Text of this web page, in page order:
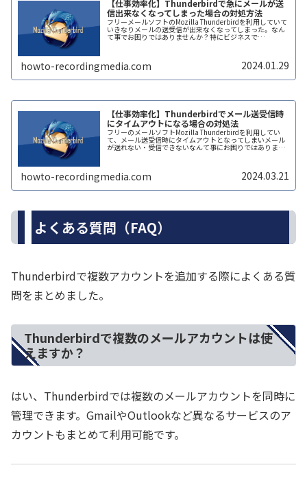
【仕事効率化】Thunderbirdで急にメールが送
信出来なくなってしまった場合の対処方法
フリーメールソフトのMozilla Thunderbirdを利用していて
いきなりメールの送受信が出来なくなってしまった。なん
て事でお困りではありませんか？特にビジネスで
howto-recordingmedia.com 2024.01.29
【仕事効率化】Thunderbirdでメール送受信時
にタイムアウトになる場合の対処法
フリーのメールソフトMozilla Thunderbirdを利用してい
て、メール送受信時にタイムアウトとなってしまいメール
が送れない・受信できないなんて事にお困りではありませ
howto-recordingmedia.com 2024.03.21
よくある質問（FAQ）
Thunderbirdで複数アカウントを追加する際によくある質
問をまとめました。
Thunderbirdで複数のメールアカウントは使
えますか？
はい、Thunderbirdでは複数のメールアカウントを同時に
管理できます。GmailやOutlookなど異なるサービスのア
カウントもまとめて利用可能です。